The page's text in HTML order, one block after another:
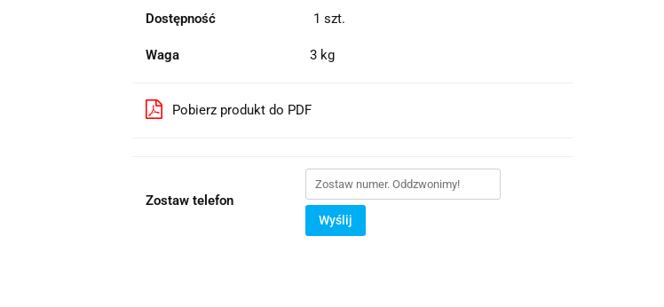
Dostępność 1 szt.
Waga 3 kg
Pobierz produkt do PDF
Zostaw telefon
Wyślij